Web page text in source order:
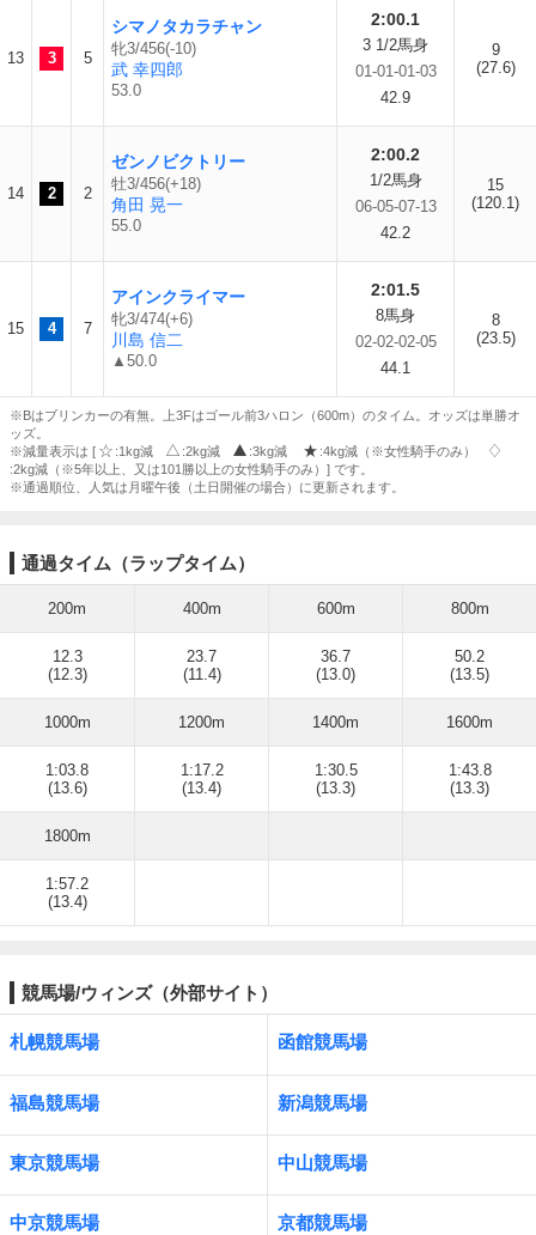
13 3 5
シマノタカラチャン
牝3/456(-10)
武 幸四郎
53.0
2:00.1
3 1/2馬身
01-01-01-03
42.9
9
(27.6)
14 2 2
ゼンノビクトリー
牡3/456(+18)
角田 晃一
55.0
2:00.2
1/2馬身
06-05-07-13
42.2
15
(120.1)
15 4 7
アインクライマー
牝3/474(+6)
川島 信二
▲50.0
2:01.5
8馬身
02-02-02-05
44.1
8
(23.5)
※Bはブリンカーの有無。上3Fはゴール前3ハロン（600m）のタイム。オッズは単勝オ
ッズ。
※減量表示は [
:1kg減 :2kg減 :3kg減
:4kg減（※女性騎手のみ）
:2kg減（※5年以上、又は101勝以上の女性騎手のみ）] です。
※通過順位、人気は月曜午後（土日開催の場合）に更新されます。
通過タイム（ラップタイム）
200m 400m 600m 800m
12.3
(12.3)
23.7
(11.4)
36.7
(13.0)
50.2
(13.5)
1000m 1200m 1400m 1600m
1:03.8
(13.6)
1:17.2
(13.4)
1:30.5
(13.3)
1:43.8
(13.3)
1800m
1:57.2
(13.4)
競馬場/ウィンズ（外部サイト）
札幌競馬場 函館競馬場
福島競馬場 新潟競馬場
東京競馬場 中山競馬場
中京競馬場 京都競馬場